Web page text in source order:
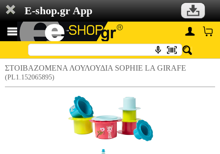
E-shop.gr App
ΣΤΟΙΒΑΖΟΜΕΝΑ ΛΟΥΛΟΥΔΙΑ SOPHIE LA GIRAFE
(PL1.152065895)